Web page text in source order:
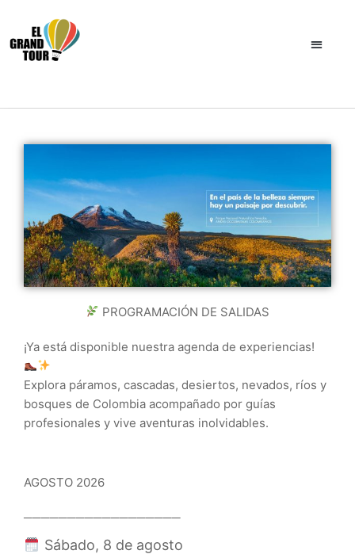
contenido
PROGRAMACIÓN DE SALIDAS
¡Ya está disponible nuestra agenda de experiencias!
Explora páramos, cascadas, desiertos, nevados, ríos y
bosques de Colombia acompañado por guías
profesionales y vive aventuras inolvidables.
AGOSTO 2026
──────────────────
Sábado, 8 de agosto